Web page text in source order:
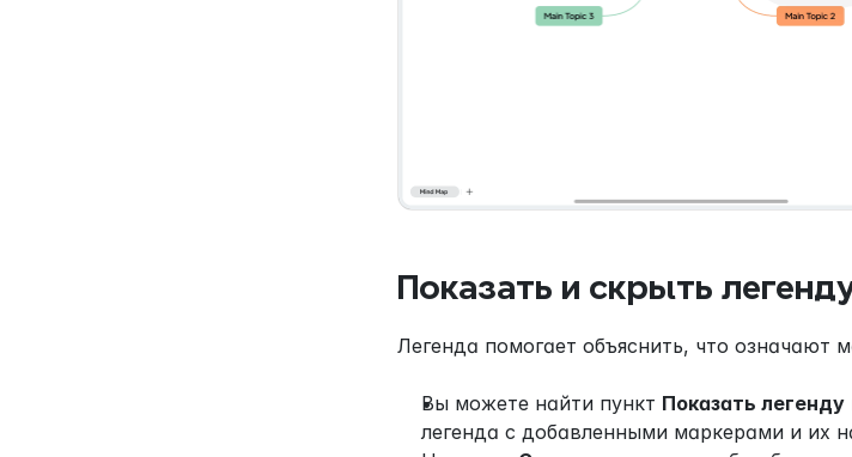
Показать и скрыть
Легенда помогает объяснить, что означают
Вы можете найти пункт Показать легенду
легенда с добавленными маркерами и их